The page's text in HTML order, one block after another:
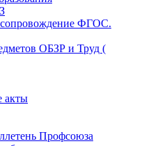
сопровождение ФГОС.
ОБЗР и Труд (
акты
Профсоюза